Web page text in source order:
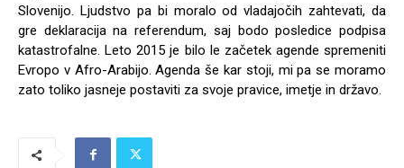
Slovenijo. Ljudstvo pa bi moralo od vladajočih zahtevati, da
gre deklaracija na referendum, saj bodo posledice podpisa
katastrofalne. Leto 2015 je bilo le začetek agende spremeniti
Evropo v Afro-Arabijo. Agenda še kar stoji, mi pa se moramo
zato toliko jasneje postaviti za svoje pravice, imetje in državo.